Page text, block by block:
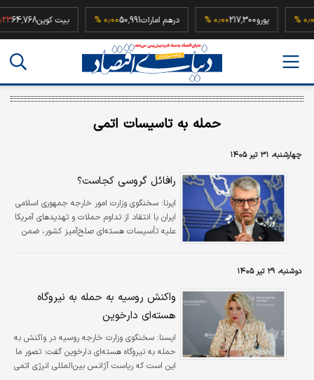
۰٫۰۰ % یورو217,300۰٫۰۰ % درهم امارات50,991۰٫۰۰ % بیت کوین
حمله به تاسیسات اتمی
چهارشنبه، ۳۱ تیر ۱۴۰۵
رافائل گروسی کجاست؟
ایرنا: سخنگوی وزارت امور خارجه جمهوری اسلامی
ایران با انتقاد از تداوم حملات و تهدیدهای آمریکا
علیه تأسیسات هسته‌ای صلح‌آمیز کشور، ضمن
دوشنبه، ۲۹ تیر ۱۴۰۵
واکنش روسیه به حمله به نیروگاه
هسته‌ای دارخوین
ايسنا: سخنگوی وزارت خارجه روسیه در واکنش به
حمله به نیروگاه هسته‌ای دارخوین گفت: تصور ما
این است که ریاست آژانس بین‌المللی انرژی اتمی